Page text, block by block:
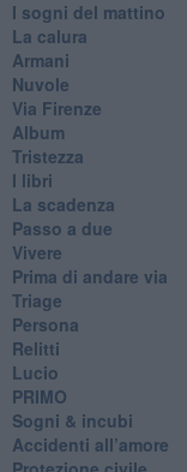
I sogni del mattino
La calura
Armani
Nuvole
Via Firenze
Album
Tristezza
I libri
La scadenza
Passo a due
Vivere
Prima di andare via
Triage
Persona
Relitti
Lucio
PRIMO
Sogni & incubi
Accidenti all’amore